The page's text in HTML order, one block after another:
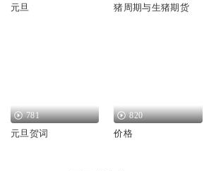
元旦 猪周期与生猪期货
781
元旦贺词
820
价格